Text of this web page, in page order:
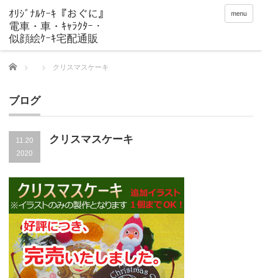
menu
Home クリスマスケーキ
ブログ
11.20
2020
クリスマスケーキ